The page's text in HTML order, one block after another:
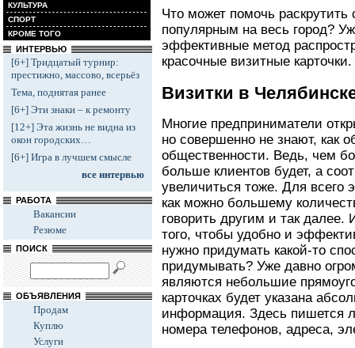
КУЛЬТУРА
СПОРТ
КРОМЕ ТОГО
ИНТЕРВЬЮ
[6+] Тридцатый турнир:
престижно, массово, всерьёз
Тема, поднятая ранее
[6+] Эти знаки – к ремонту
[12+] Эта жизнь не видна из
окон городских…
[6+] Игра в лучшем смысле
все интервью
РАБОТА
Вакансии
Резюме
ПОИСК
ОБЪЯВЛЕНИЯ
Продам
Куплю
Услуги
Что может помочь раскрутить
популярным на весь город?
эффективные метод
красочные визитные карточки.
Визитки в
Многие предприниматели
но совершенно не знают, как
общественности. Ведь, чем
больше клиентов будет, а
увеличиться тоже. Для всего
как можно большему
говорить другим и так далее.
того, чтобы удобно и
нужно придумать какой-то
придумывать? Уже давно
являются небольшие
карточках будет указана
информация. Здесь пишется
номера телефонов, адреса,